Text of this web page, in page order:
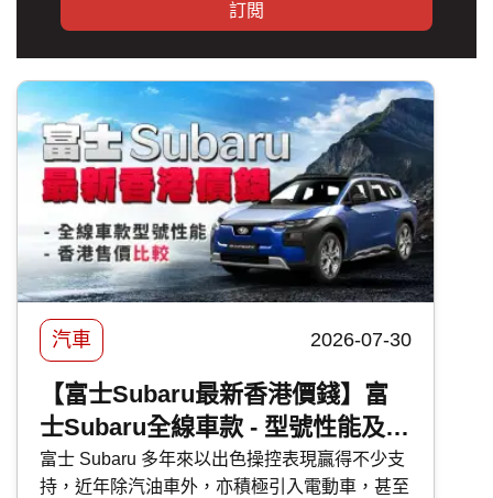
訂閲
汽車 2026-07-30
【富士Subaru最新香港價錢】富
士Subaru全線車款 - 型號性能及香
港售價比較
富士 Subaru 多年來以出色操控表現贏得不少支
持，近年除汽油車外，亦積極引入電動車，甚至